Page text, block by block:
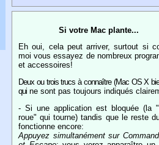
Si votre Mac plante...
Eh oui, cela peut arriver, surtout si
moi vous essayez de nombreux
et accessoires!
Deux ou trois trucs à connaître (Mac OS X
qui ne sont pas toujours indiqués
- Si une application est bloquée (la
roue" qui tourne) tandis que le reste
fonctionne encore:
Appuyez simultanément sur